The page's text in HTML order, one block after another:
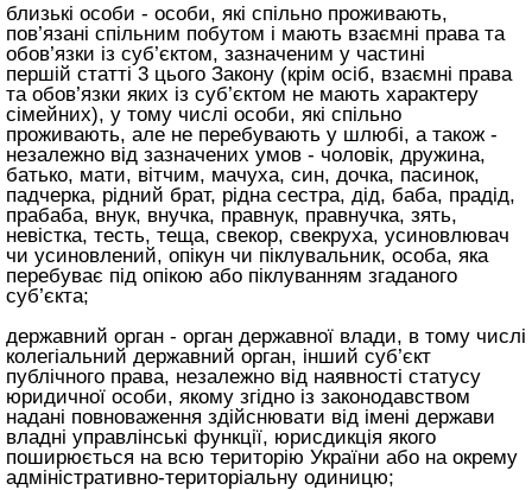
близькі особи - особи, які спільно проживають,
пов’язані спільним побутом і мають взаємні права та
обов’язки із суб’єктом, зазначеним у частині
першій статті 3 цього Закону (крім осіб, взаємні права
та обов’язки яких із суб’єктом не мають характеру
сімейних), у тому числі особи, які спільно
проживають, але не перебувають у шлюбі, а також -
незалежно від зазначених умов - чоловік, дружина,
батько, мати, вітчим, мачуха, син, дочка, пасинок,
падчерка, рідний брат, рідна сестра, дід, баба, прадід,
прабаба, внук, внучка, правнук, правнучка, зять,
невістка, тесть, теща, свекор, свекруха, усиновлювач
чи усиновлений, опікун чи піклувальник, особа, яка
перебуває під опікою або піклуванням згаданого
суб’єкта;
державний орган - орган державної влади, в тому числі
колегіальний державний орган, інший суб’єкт
публічного права, незалежно від наявності статусу
юридичної особи, якому згідно із законодавством
надані повноваження здійснювати від імені держави
владні управлінські функції, юрисдикція якого
поширюється на всю територію України або на окрему
адміністративно-територіальну одиницю;